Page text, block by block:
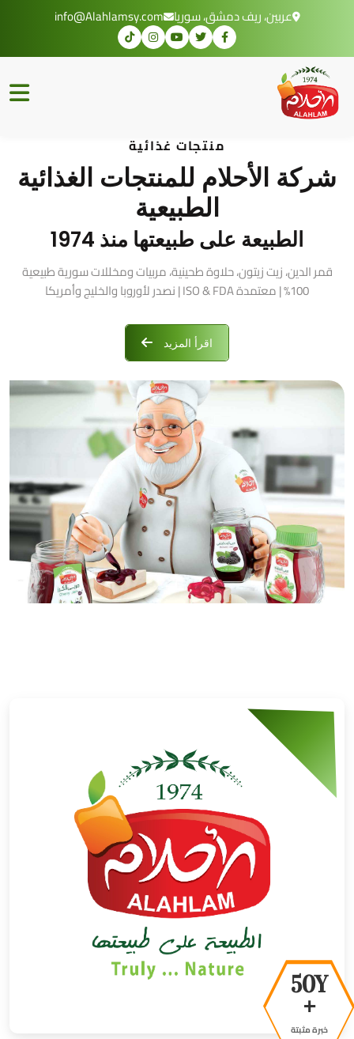
عربين، ريف دمشق، سوريا info@Alahlamsy.com
منتجات غذائية
شركة الأحلام للمنتجات الغذائية
الطبيعية
الطبيعة على طبيعتها منذ 1974
قمر الدين، زيت زيتون، حلاوة طحينية، مربيات ومخللات سورية طبيعية
100% | معتمدة ISO & FDA | نصدر لأوروبا والخليج وأمريكا
اقرأ المزيد
50Y
+
خبرة مثبتة